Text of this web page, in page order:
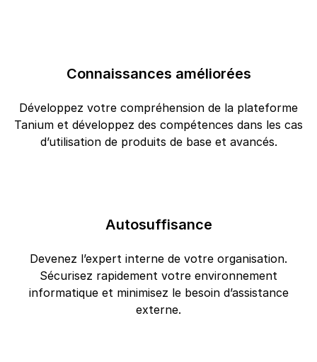
Connaissances améliorées
Développez votre compréhension de la plateforme
Tanium et développez des compétences dans les cas
d’utilisation de produits de base et avancés.
Autosuffisance
Devenez l’expert interne de votre organisation.
Sécurisez rapidement votre environnement
informatique et minimisez le besoin d’assistance
externe.